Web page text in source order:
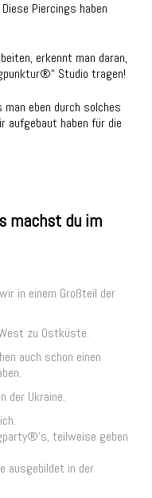
Piercings haben
erkennt man daran,
Studio tragen!
eben durch solches
aufgebaut haben für die
machst du im
in einem Großteil der
zu Ostküste.
auch schon einen
der Ukraine.
teilweise geben
ausgebildet in der